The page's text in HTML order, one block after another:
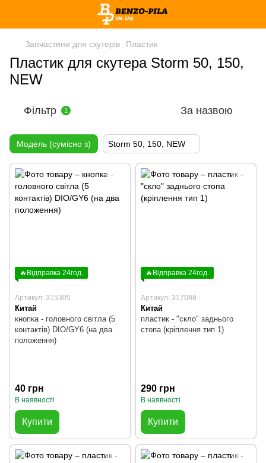
Запчастини для скутерів Пластик
Пластик для скутера Storm 50, 150,
NEW
Фільтр 1 За назвою
Модель (сумісно з) Storm 50, 150, NEW
🔥Відправка 24год.
Артикул: 315305
Китай
кнопка - головного світла (5
контактів) DIO/GY6 (на два
положення)
40 грн
В наявності
Купити
🔥Відправка 24год.
Артикул: 317088
Китай
пластик - "скло" заднього
стопа (кріплення тип 1)
290 грн
В наявності
Купити